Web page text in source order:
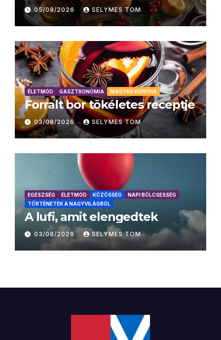
05/08/2026 SELYMES TOM
ÉLETMÓD GASZTRONÓMIA MAGYAR KONYHA
Forralt bor tökéletes receptje
03/08/2026 SELYMES TOM
EGÉSZSÉG ÉLETMÓD KÖZÖSSÉG
NAPI BÖLCSESSÉG
TÖRTÉNETEK A NAGYVILÁGBÓL
A lufi, amit elengedtek
03/08/2026 SELYMES TOM